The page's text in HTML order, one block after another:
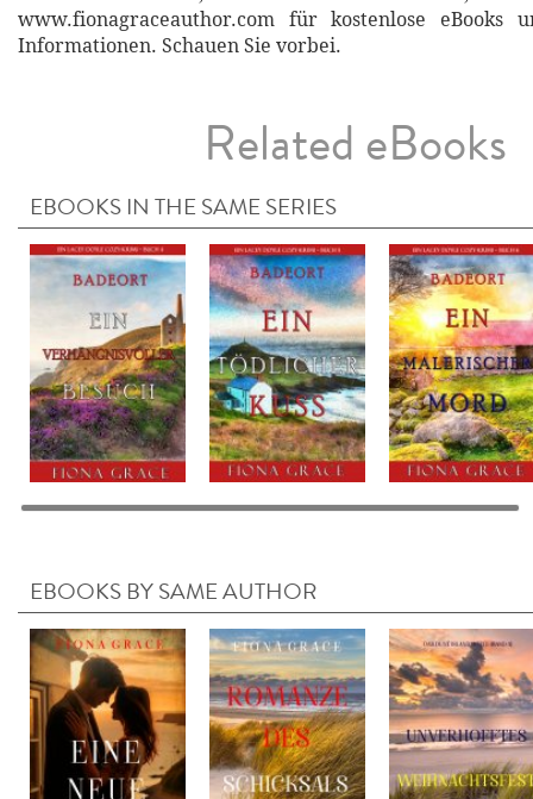
www.fionagraceauthor.com für kostenlose eBooks
Informationen. Schauen Sie vorbei.
Related eBooks
EBOOKS IN THE SAME SERIES
EBOOKS BY SAME AUTHOR